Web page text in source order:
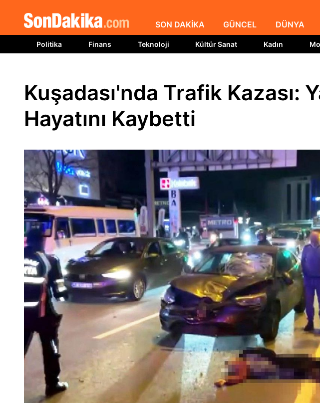
SON DAKİKA GÜNCEL DÜNYA
Politika Finans Teknoloji Kültür Sanat Kadın
Kuşadası'nda Trafik Kazası:
Hayatını Kaybetti